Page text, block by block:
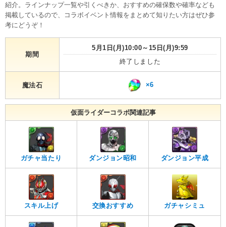
紹介。ラインナップ一覧や引くべきか、おすすめの確保数や確率なども
掲載しているので、コラボイベント情報をまとめて知りたい方はぜひ参
考にどうぞ！
期間
5月1日(月)10:00～15日(月)9:59
終了しました
魔法石 ×6
仮面ライダーコラボ関連記事
ガチャ当たり ダンジョン昭和 ダンジョン平成
スキル上げ 交換おすすめ ガチャシミュ